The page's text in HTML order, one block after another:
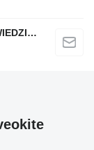
QINDITO SPÓŁKA Z OGRANICZONĄ ODPOWIEDZIALNOŚCIĄ